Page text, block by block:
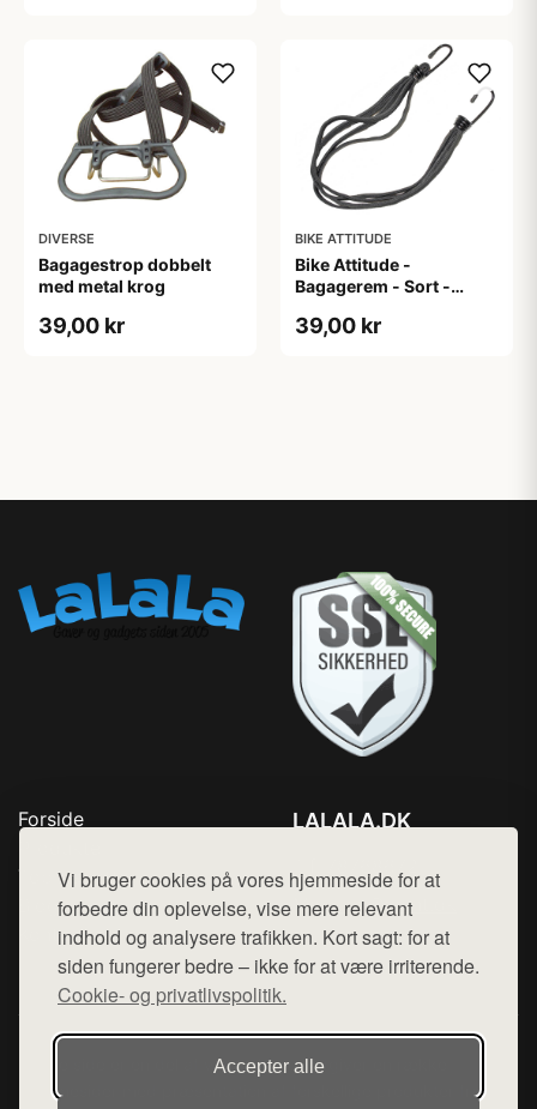
Vi bruger cookies på vores hjemmeside for at
forbedre din oplevelse, vise mere relevant
indhold og analysere trafikken. Kort sagt: for at
siden fungerer bedre – ikke for at være irriterende.
Cookie- og privatlivspolitik.
Accepter alle
DIVERSE
Bagagestrop dobbelt
med metal krog
39,00 kr
BIKE ATTITUDE
Bike Attitude -
Bagagerem - Sort -
39,00 kr
Forside
Top Rabatter
Blog
Kontakt
LALALA.DK
Mail: hej@want.dk
Cookie- og privatlivspolitik
Denne side er en del af want.dk, der udgiver en række
hjemmesider med præsentation af forskellige produkter fra